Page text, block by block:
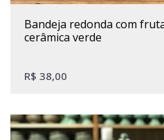
bandeja redonda com frutas
cerâmica verde
R$ 38,00